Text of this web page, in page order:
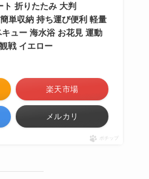
ト 折りたたみ 大判
単収納 持ち運び便利 軽量
ュー 海水浴 お花見 運動
戦 イエロー
楽天市場
メルカリ
ポチップ